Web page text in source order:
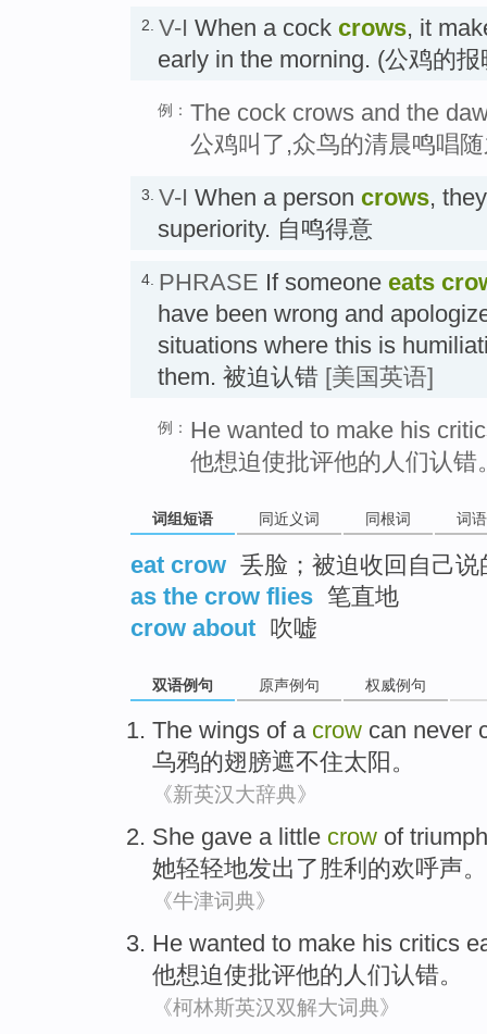
2. V-I When a cock crows, it
early in the morning. (公鸡的
例： The cock crows and the
公鸡叫了,众鸟的清晨鸣唱
3. V-I When a person crows,
superiority. 自鸣得意
4. PHRASE If someone eats
have been wrong and
situations where this is
them. 被迫认错 [美国英语]
例： He wanted to make his
他想迫使批评他的人们认错
词组短语 同近义词 同根词 词
eat crow 丢脸；被迫收回自己说
as the crow flies 笔直地
crow about 吹嘘
双语例句 原声例句 权威例句
The wings ofa crow can never
乌鸦的翅膀遮不住太阳 。
《新英汉大辞典》
She gave a little crow of triumph
她轻轻地发出了 胜利 的欢呼声。
《牛津词典》
He wanted to make his critics
他想迫使批评他的人们认错。
《柯林斯英汉双解大词典》